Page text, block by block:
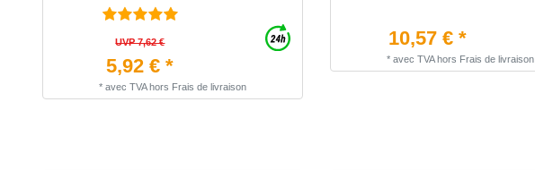
UVP 7,62 €
5,92 € *
* avec TVAhors Frais de livraison
10,57 € *
* avec TVAhors Frais de livraison